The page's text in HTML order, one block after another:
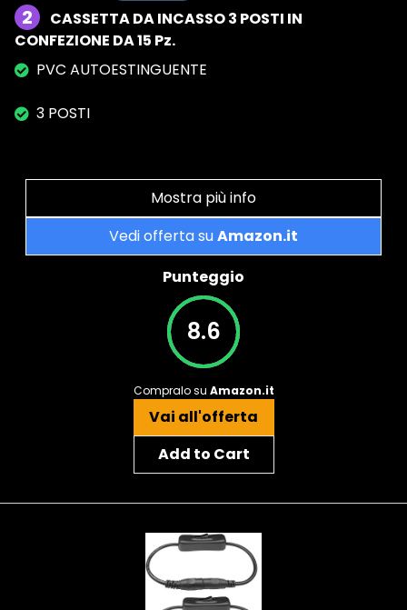
2
CASSETTA DA INCASSO 3 POSTI IN
CONFEZIONE DA 15 Pz.
PVC AUTOESTINGUENTE
3 POSTI
Mostra più info
Vedi offerta suAmazon.it
Punteggio
8.6
Compralo su Amazon.it
Vai all'offerta
Add to Cart